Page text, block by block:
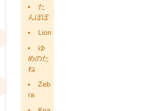
た
んぽぽ
Lion
ゆ
めのた
ね
Zeb
ra